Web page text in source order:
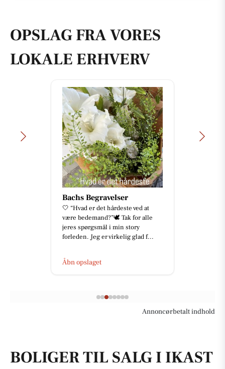
OPSLAG FRA VORES
LOKALE ERHVERV
Bachs Begravelser
🤍 “Hvad er det hårdeste ved at
være bedemand?”🕊️ Tak for alle
jeres spørgsmål i min story
forleden. Jeg er virkelig glad f...
Åbn opslaget
Annoncørbetalt indhold
BOLIGER TIL SALG I IKAST